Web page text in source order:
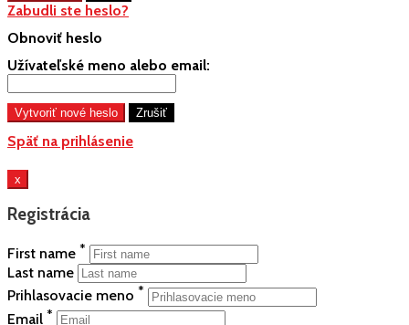
Zabudli ste heslo?
Obnoviť heslo
Užívateľské meno alebo email:
Späť na prihlásenie
x
Registrácia
First name *
Last name
Prihlasovacie meno *
Email *